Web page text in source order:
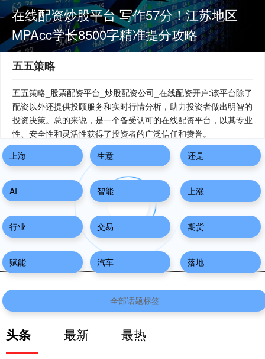
在线配资炒股平台 写作57分！江苏地区
MPAcc学长8500字精准提分攻略
五五策略
五五策略_股票配资平台_炒股配资公司_在线配资开户:该平台除了
配资以外还提供投顾服务和实时行情分析，助力投资者做出明智的
投资决策。总的来说，是一个备受认可的在线配资平台，以其专业
性、安全性和灵活性获得了投资者的广泛信任和赞誉。
上海
生意 还是
AI 智能 上涨
行业 交易 期货
赋能 汽车 落地
全部话题标签
头条 最新 最热